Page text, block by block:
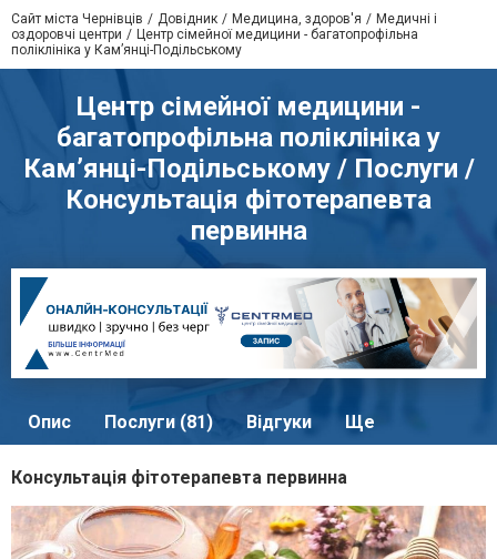
Сайт міста Чернівців Довідник Медицина, здоров'я
Медичні і
оздоровчі центри
Центр сімейної медицини - багатопрофільна
поліклініка у Кам’янці-Подільському
Центр сімейної медицини -
багатопрофільна поліклініка у
Кам’янці-Подільському / Послуги /
Консультація фітотерапевта
первинна
Опис Послуги (81) Відгуки Ще
Консультація фітотерапевта первинна